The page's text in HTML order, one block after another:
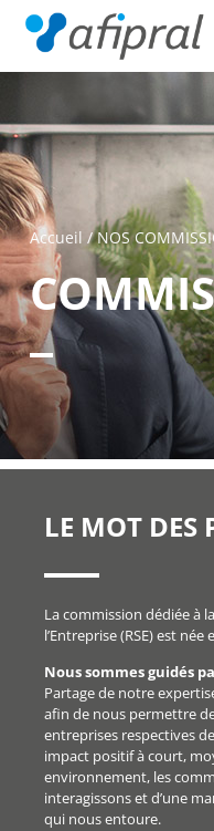
Accueil /NOS
LE MOT DES
La commission dédiée à
l’Entreprise (RSE) est née
Nous sommes guidés
Partage de notre
afin de nous permettre
entreprises respectives
impact positif à court,
environnement, les
interagissons et d’une
qui nous entoure.